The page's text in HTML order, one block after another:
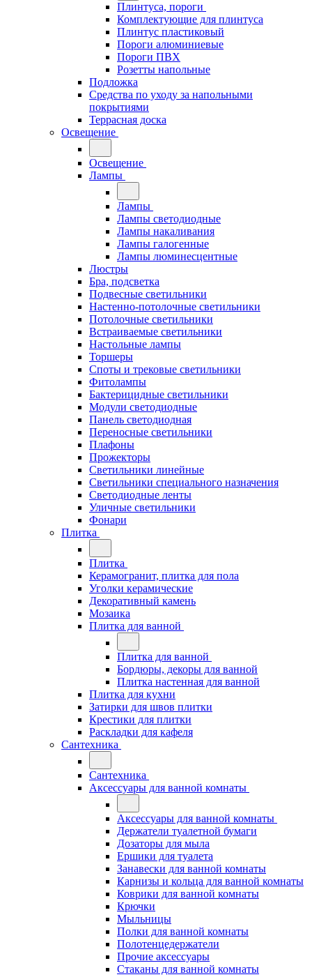
Плинтуса, пороги
Комплектующие для плинтуса
Плинтус пластиковый
Пороги алюминиевые
Пороги ПВХ
Розетты напольные
Подложка
Средства по уходу за напольными
покрытиями
Террасная доска
Освещение
Освещение
Лампы
Лампы
Лампы светодиодные
Лампы накаливания
Лампы галогенные
Лампы люминесцентные
Люстры
Бра, подсветка
Подвесные светильники
Настенно-потолочные светильники
Потолочные светильники
Встраиваемые светильники
Настольные лампы
Торшеры
Споты и трековые светильники
Фитолампы
Бактерицидные светильники
Модули светодиодные
Панель светодиодная
Переносные светильники
Плафоны
Прожекторы
Светильники линейные
Светильники специального назначения
Светодиодные ленты
Уличные светильники
Фонари
Плитка
Плитка
Керамогранит, плитка для пола
Уголки керамические
Декоративный камень
Мозаика
Плитка для ванной
Плитка для ванной
Бордюры, декоры для ванной
Плитка настенная для ванной
Плитка для кухни
Затирки для швов плитки
Крестики для плитки
Раскладки для кафеля
Сантехника
Сантехника
Аксессуары для ванной комнаты
Аксессуары для ванной комнаты
Держатели туалетной бумаги
Дозаторы для мыла
Ершики для туалета
Занавески для ванной комнаты
Карнизы и кольца для ванной комнаты
Коврики для ванной комнаты
Крючки
Мыльницы
Полки для ванной комнаты
Полотенцедержатели
Прочие аксессуары
Стаканы для ванной комнаты